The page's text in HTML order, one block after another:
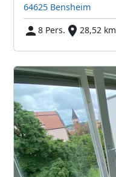
64625 Bensheim
8 Pers.
28,52 km